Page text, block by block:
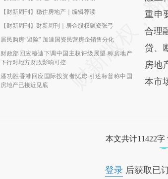
【财新周刊】稳住房地产｜编辑荐读
【财新周刊】财新周刊｜房企股权融资张弓
居民购房“避险” 加速国资民营房企销售分化
财政部回应穆迪下调中国主权评级展望 称房地产
下行对地方财政影响可控
潘功胜香港回应国际投资者忧虑 引述标普称中国
房地产已接近见底
重申
合理
贷、
房地
本市
本文共计11422
登录后获取已